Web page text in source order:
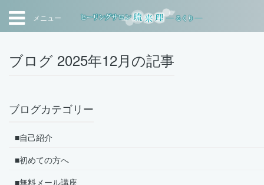
メニュー
ブログ 2025年12月の記事
ブログカテゴリー
■自己紹介
■初めての方へ
■無料メール講座